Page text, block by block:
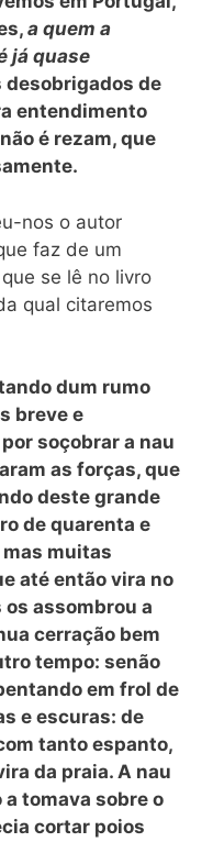
a quem a
já quase
desobrigados de
entendimento
é rezam, que
nos o autor
faz de um
se lê no livro
qual citaremos
dum rumo
breve e
soçobrar a nau
as forças, que
deste grande
de quarenta e
mas muitas
até então vira no
os assombrou a
cerração bem
tempo: senão
em frol de
e escuras: de
tanto espanto,
da praia. A nau
tomava sobre o
cortar poios